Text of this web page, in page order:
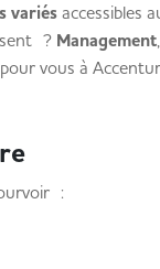
variésaccessibles
? Management,
vous à
: